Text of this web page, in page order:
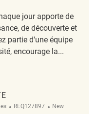
jour apporte de
de découverte et
partie d'une équipe
encourage la...
Coordinator Full Time Winners/
ReqId
REQ127897 Emplacement
New